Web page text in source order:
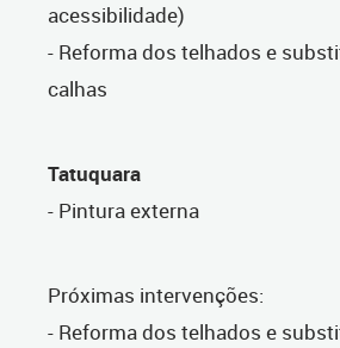
acessibilidade)
- Reforma dos telhados e
calhas
Tatuquara
- Pintura externa
Próximas intervenções:
- Reforma dos telhados e